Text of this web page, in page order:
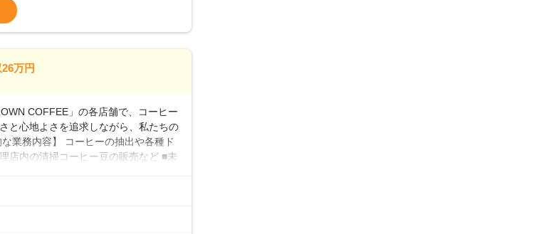
東日本／月給28万900円～
＋賞与(年3回)・店長職：年収410
万円
COFFEE」の各店舗で、コーヒー
と心地よさを追求しながら、私たちの
業務内容】 コーヒーの抽出や各種ド
店内の清掃コーヒー豆の販売など ■未
活躍しており、チームワークも抜群
♪ ■店長を目指しませんか？店舗ス